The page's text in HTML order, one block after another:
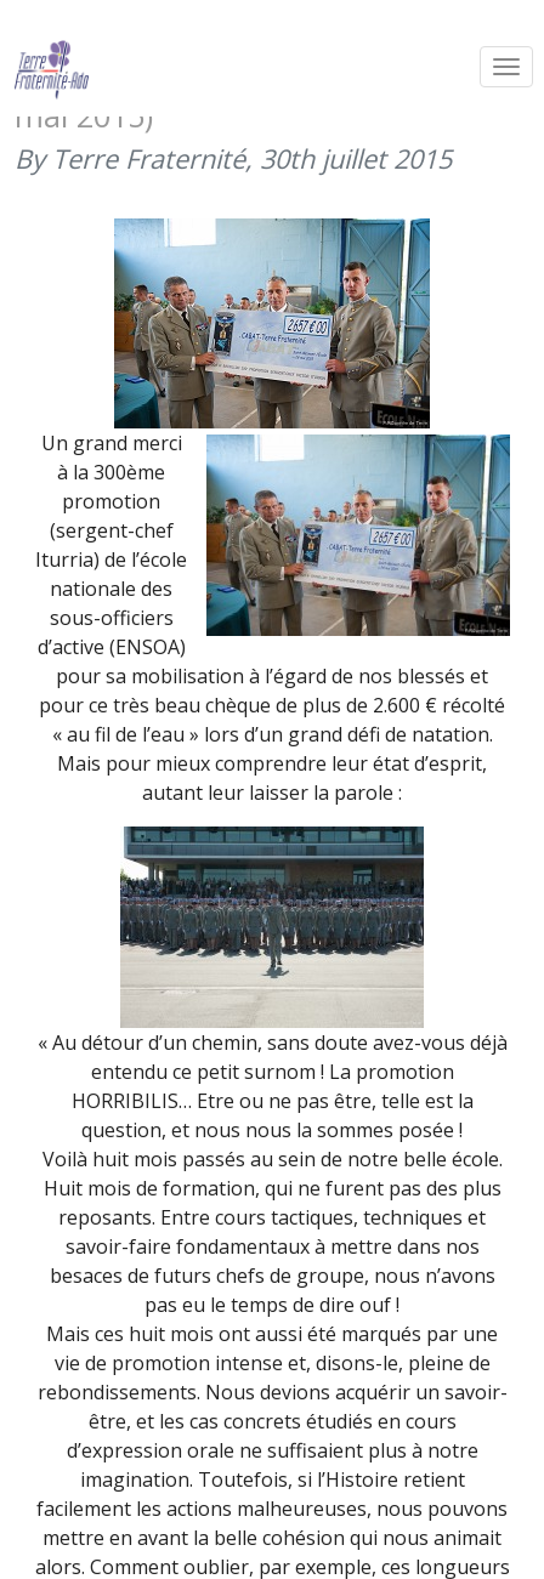
Remise de chèque de la promotion
sergent-chef Iturria de l’ENSOA (28
mai 2015)
By Terre Fraternité, 30th juillet 2015
Un grand merci
à la 300ème
promotion
(sergent-chef
Iturria) de l’école
nationale des
sous-officiers
d’active (ENSOA)
pour sa mobilisation à l’égard de nos blessés et
pour ce très beau chèque de plus de 2.600 € récolté
« au fil de l’eau » lors d’un grand défi de natation.
Mais pour mieux comprendre leur état d’esprit,
autant leur laisser la parole :
« Au détour d’un chemin, sans doute avez-vous déjà
entendu ce petit surnom ! La promotion
HORRIBILIS… Etre ou ne pas être, telle est la
question, et nous nous la sommes posée !
Voilà huit mois passés au sein de notre belle école.
Huit mois de formation, qui ne furent pas des plus
reposants. Entre cours tactiques, techniques et
savoir-faire fondamentaux à mettre dans nos
besaces de futurs chefs de groupe, nous n’avons
pas eu le temps de dire ouf !
Mais ces huit mois ont aussi été marqués par une
vie de promotion intense et, disons-le, pleine de
rebondissements. Nous devions acquérir un savoir-
être, et les cas concrets étudiés en cours
d’expression orale ne suffisaient plus à notre
imagination. Toutefois, si l’Histoire retient
facilement les actions malheureuses, nous pouvons
mettre en avant la belle cohésion qui nous animait
alors. Comment oublier, par exemple, ces longueurs